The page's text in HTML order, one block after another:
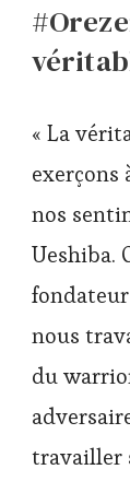
« La
nos
Ueshiba.
nous
du
travailler